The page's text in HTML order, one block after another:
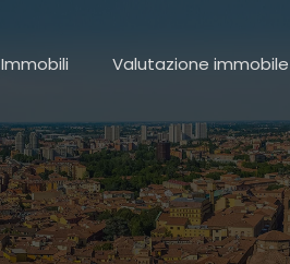
Immobili Valutazione immobile